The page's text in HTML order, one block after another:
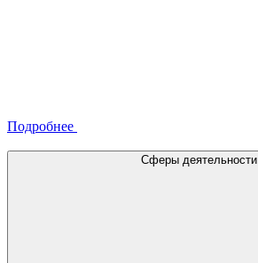
Подробнее
Сферы деятельности